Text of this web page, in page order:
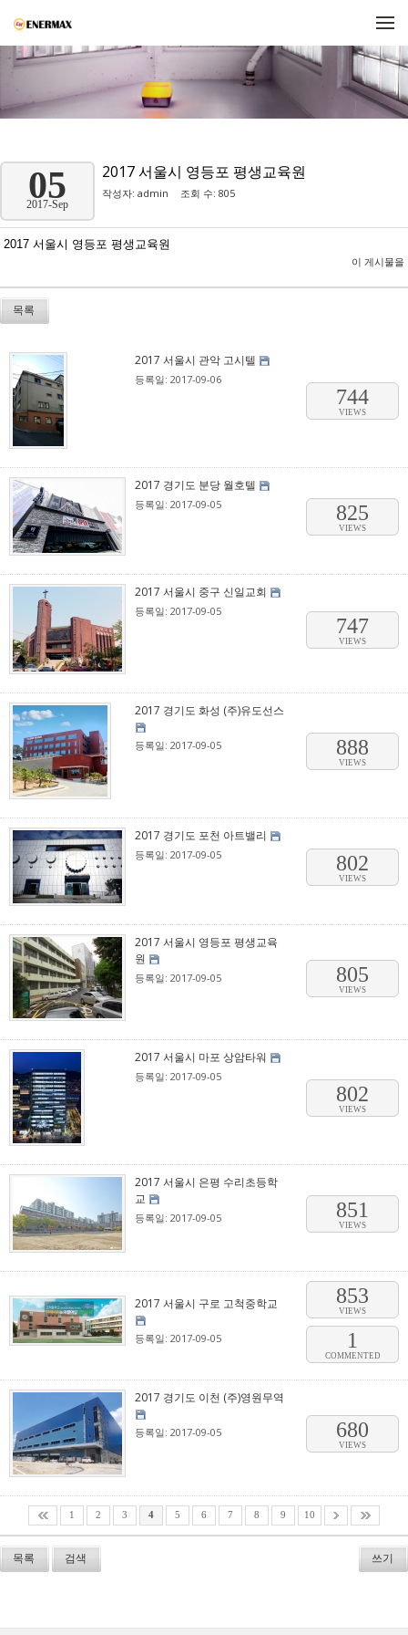
05
2017-Sep
2017 서울시 영등포 평생교육원
작성자: admin 조회 수: 805
2017 서울시 영등포 평생교육원
이 게시물을
목록
2017 서울시 관악 고시텔
등록일: 2017-09-06
744
VIEWS
2017 경기도 분당 월호텔
등록일: 2017-09-05 825
VIEWS
2017 서울시 중구 신일교회
등록일: 2017-09-05
747
VIEWS
2017 경기도 화성 (주)유도선스
등록일: 2017-09-05 888
VIEWS
2017 경기도 포천 아트밸리
등록일: 2017-09-05 802
VIEWS
2017 서울시 영등포 평생교육
원
등록일: 2017-09-05 805
VIEWS
2017 서울시 마포 상암타워
등록일: 2017-09-05
802
VIEWS
2017 서울시 은평 수리초등학
교
등록일: 2017-09-05 851
VIEWS
2017 서울시 구로 고척중학교
등록일: 2017-09-05
853
VIEWS
1
COMMENTED
2017 경기도 이천 (주)영원무역
등록일: 2017-09-05 680
VIEWS
1 2 3 4 5 6 7 8 9 10
목록 검색 쓰기